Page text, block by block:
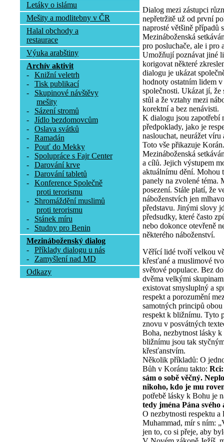
Letáky o islámu
Mešity a modlitebny v ČR
Halal obchody a
restaurace
Výuka arabštiny
Archív aktivit
-
Knižní veletrh
-
Tisk publikací
-
Skupinové návštěvy
mešity
-
Sázení stromů
-
Jídlo bezdomovcům
-
Oslava svátků
-
Ramadán
-
Pouť do Mekky
-
Spolupráce s Fajr Center
-
Darování krve
-
Darování tabletů
-
Konference Společně
proti terorismu
-
Shromáždění muslimů
proti terorismu
-
Stánek míru
-
Studny pro Benin
Mezináboženský dialog
-
Příklady dialogu u nás
-
Zamyšlení nad MD
Odkazy
Dialog mezi zástupci
nepřetržitě už od první
naprosté většině případů
Mezináboženská
pro posluchače, ale i pro
Umožňují poznávat jiné
korigovat některé
dialogu je ukázat
hodnoty ostatním lidem
společnosti. Ukázat jí, že
stůl a že vztahy mezi
korektní a bez nenávisti.
K dialogu jsou zapotřebí
předpoklady, jako je
naslouchat, neurážet
Toto vše přikazuje Korán.
Mezináboženská
a cílů. Jejich výstupem
aktuálnímu dění. Mohou
panely na zvolené téma.
posezení. Stále platí, že
náboženstvích jen
představu. Jinými slovy
předsudky, které často
nebo dokonce otevřeně
některého náboženství.
Věřící lidé tvoří velkou
křesťané a muslimové
světové populace. Bez
dvěma velkými
existovat smysluplný a
respekt a porozumění
samotných principů
respekt k bližnímu. Tyto
znovu v posvátných
Boha, nezbytnost lásky
bližnímu jsou tak
křesťanstvím.
Několik příkladů: O
Bůh v Koránu takto:
sám o sobě věčný.
nikoho, kdo je mu
potřebě lásky k Bohu je
tedy jména Pána
O nezbytnosti respektu
Muhammad, mír s ním:
jen to, co si přeje, aby